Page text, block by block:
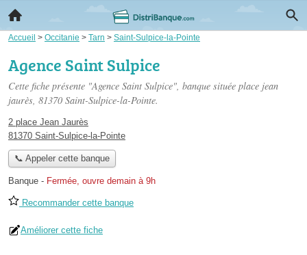
Accueil > Occitanie > Tarn > Saint-Sulpice-la-Pointe
Agence Saint Sulpice
Cette fiche présente "Agence Saint Sulpice", banque située place jean
jaurès, 81370 Saint-Sulpice-la-Pointe.
2 place Jean Jaurès
81370 Saint-Sulpice-la-Pointe
📞 Appeler cette banque
Banque - Fermée, ouvre demain à 9h
Recommander cette banque
Améliorer cette fiche